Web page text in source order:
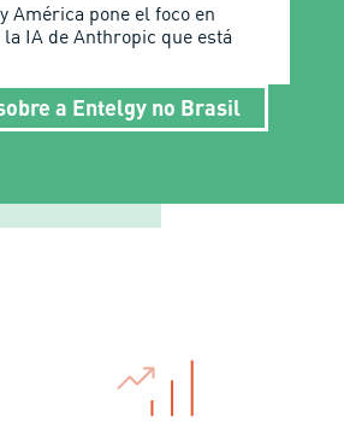
América pone el foco en
la IA de Anthropic que está
a Entelgy no Brasil